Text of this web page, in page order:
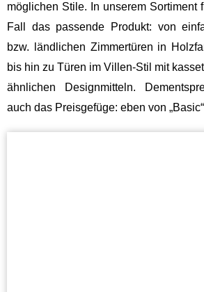
möglichen Stile. In unserem Sortiment
Fall das passende Produkt: von
bzw. ländlichen Zimmertüren in
bis hin zu Türen im Villen-Stil mit
ähnlichen Designmitteln.
auch das Preisgefüge: eben von